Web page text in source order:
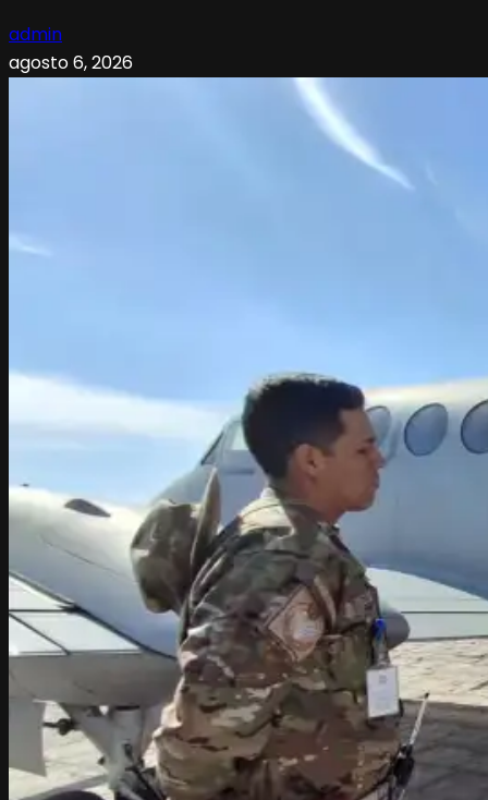
admin
agosto 6, 2026